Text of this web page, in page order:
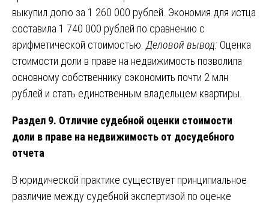
выкупил долю за 1 260 000 рублей. Экономия для истца
составила 1 740 000 рублей по сравнению с
арифметической стоимостью. Деловой вывод: Оценка
стоимости доли в праве на недвижимость позволила
основному собственнику сэкономить почти 2 млн
рублей и стать единственным владельцем квартиры.
Раздел 9. Отличие судебной оценки стоимости
доли в праве на недвижимость от досудебного
отчета
В юридической практике существует принципиальное
различие между судебной экспертизой по оценке